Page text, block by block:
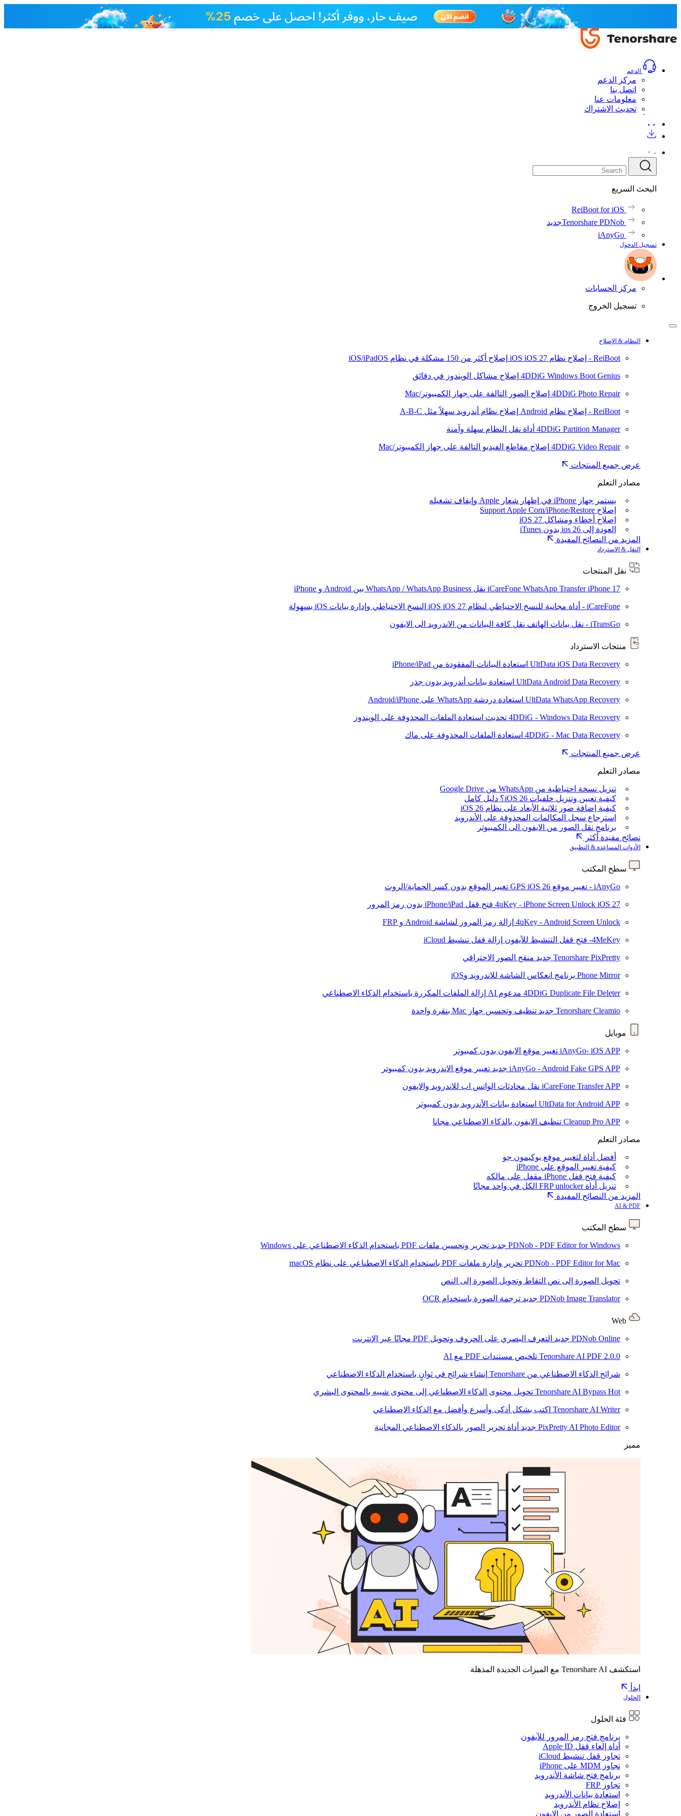
الدعم
مركز الدعم
اتصل بنا
معلومات عنا
تحديث الاشتراك
البحث السريع
ReiBoot for iOS
Tenorshare PDNobجديد
iAnyGo
تسجيل الدخول
مركز الحسابات
تسجيل الخروج
النظام & الإصلاح
ReiBoot - إصلاح نظام iOS iOS 27 إصلاح أكثر من 150 مشكلة في نظام iOS/iPadOS
4DDiG Windows Boot Genius إصلاح مشاكل الويندوز في دقائق
4DDiG Photo Repair إصلاح الصور التالفة على جهاز الكمبيوتر/Mac
ReiBoot - إصلاح نظام Android إصلاح نظام أندرويد سهلاً مثل A-B-C
4DDiG Partition Manager أداة نقل النظام سهلة وآمنة
4DDiG Video Repair إصلاح مقاطع الفيديو التالفة على جهاز الكمبيوتر/Mac
عرض جميع المنتجات
مصادر التعلم
يستمر جهاز iPhone في إظهار شعار Apple وإيقاف تشغيله
إصلاح Support Apple Com/iPhone/Restore
إصلاح أخطاء ومشاكل iOS 27
العودة إلى ios 26 بدون iTunes
المزيد من النصائح المفيدة
النقل & الاسترداد
نقل المنتجات
iCareFone WhatsApp TransferiPhone 17 نقل WhatsApp / WhatsApp Business بين Android و iPhone
iCareFone - أداة مجانية للنسخ الاحتياطي لنظام iOS iOS 27 النسخ الاحتياطي وإدارة بيانات iOS بسهولة
iTransGo - نقل بيانات الهاتف نقل كافة البيانات من الاندرويد الى الايفون
منتجات الاسترداد
UltData iOS Data Recovery استعادة البيانات المفقودة من iPhone/iPad
UltData Android Data Recovery استعادة بيانات أندرويد بدون جذر
UltData WhatsApp Recovery استعادة دردشة WhatsApp على Android/iPhone
4DDiG - Windows Data Recovery تحديث استعادة الملفات المحذوفة على الويندوز
4DDiG - Mac Data Recovery استعادة الملفات المحذوفة على ماك
عرض جميع المنتجات
مصادر التعلم
تنزيل نسخة احتياطية من WhatsApp من Google Drive
كيفية تعيين وتنزيل خلفيات iOS 26؟ دليل كامل
كيفية إضافة صور ثلاثية الأبعاد على نظام iOS 26
استرجاع سجل المكالمات المحذوفة على الأندرويد
برنامج نقل الصور من الايفون الى الكمبيوتر
نصائح مفيدة أكثر
الأدوات المساعدة & التطبيق
سطح المكتب
iAnyGo - تغيير موقع GPS iOS 26 تغيير الموقع بدون كسر الحماية/الروت
4uKey - iPhone Screen Unlock iOS 27 فتح قفل iPhone/iPad بدون رمز المرور
4uKey - Android Screen Unlock إزالة رمز المرور لشاشة Android و FRP
4MeKey- فتح قفل التنشيط للآيفون إزالة قفل تنشيط iCloud
Tenorshare PixPretty جديد منقح الصور الاحترافي
Phone Mirror برنامج انعكاس الشاشة للاندرويد وiOS
4DDiG Duplicate File Deleter مدعوم AI إزالة الملفات المكررة باستخدام الذكاء الاصطناعي
Tenorshare Cleamio جديد تنظيف وتحسين جهاز Mac بنقرة واحدة
موبايل
iAnyGo- iOS APP تغيير موقع الايفون بدون كمبيوتر
iAnyGo - Android Fake GPS APP جديد تغيير موقع الاندرويد بدون كمبيوتر
iCareFone Transfer APP نقل محادثات الواتس اب للاندرويد والايفون
UltData for Android APP استعادة بيانات الأندرويد بدون كمبيوتر
Cleanup Pro APP تنظيف الايفون بالذكاء الاصطناعي مجانا
مصادر التعلم
أفضل أداة لتغيير موقع بوكيمون جو
كيفية تغيير الموقع على iPhone
كيفية فتح قفل iPhone مقفل على مالكه
تنزيل أداة FRP unlocker الكل في واحد مجانًا
المزيد من النصائح المفيدة
AI & PDF
سطح المكتب
PDNob - PDF Editor for Windows جديد تحرير وتحسين ملفات PDF باستخدام الذكاء الاصطناعي على Windows
PDNob - PDF Editor for Mac تحرير وإدارة ملفات PDF باستخدام الذكاء الاصطناعي على نظام macOS
تحويل الصورة إلى نص التقاط وتحويل الصورة إلى النص
PDNob Image Translator جديد ترجمة الصورة باستخدام OCR
PDNob Online جديد التعرف البصري على الحروف وتحويل PDF مجانًا عبر الإنترنت
Tenorshare AI PDF 2.0.0 تلخيص مستندات PDF مع AI
شرائح الذكاء الاصطناعي من Tenorshare إنشاء شرائح في ثوانٍ باستخدام الذكاء الاصطناعي
Tenorshare AI Bypass Hot تحويل محتوى الذكاء الاصطناعي إلى محتوى شبيه بالمحتوى البشري
Tenorshare AI Writer اكتب بشكل أذكى وأسرع وأفضل مع الذكاء الاصطناعي
PixPretty AI Photo Editor جديد أداة تحرير الصور بالذكاء الاصطناعي المجانية
مميز
استكشف Tenorshare AI مع الميزات الجديدة المذهلة
ابدأ
الحلول
فئة الحلول
برنامج فتح رمز المرور للآيفون
أداة إلغاء قفل Apple ID
تجاوز قفل تنشيط iCloud
تجاوز MDM على iPhone
برنامج فتح شاشة الأندرويد
تجاوز FRP
استعادة بيانات الأندرويد
إصلاح نظام الأندرويد
استعادة الصور من الايفون